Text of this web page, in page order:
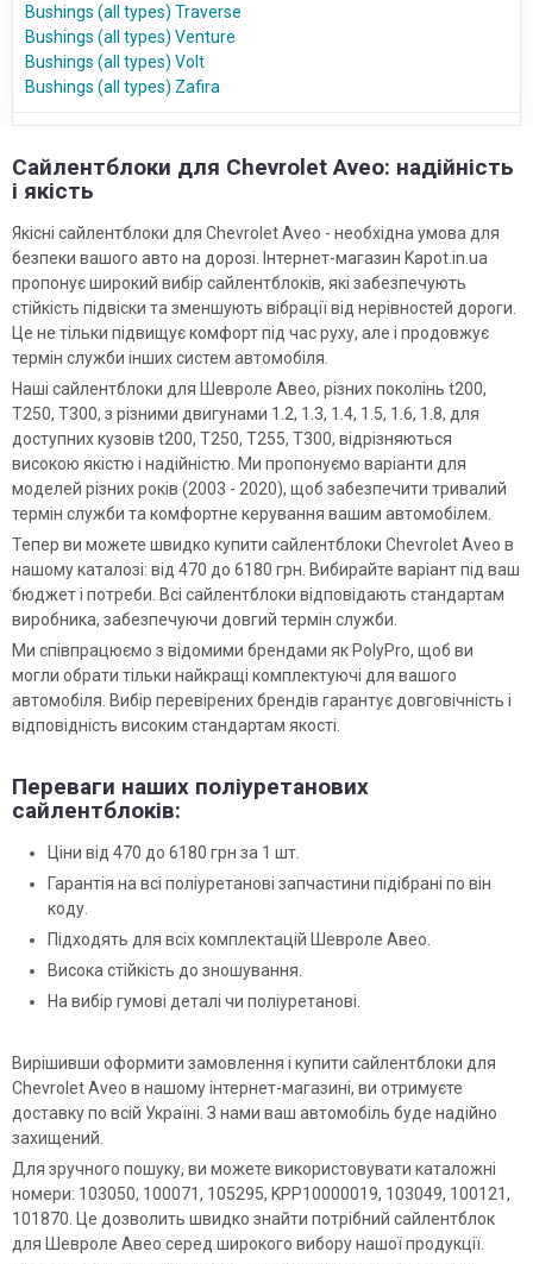
Bushings (all types) Traverse
Bushings (all types) Venture
Bushings (all types) Volt
Bushings (all types) Zafira
Сайлентблоки для Chevrolet Aveo: надійність
і якість
Якісні сайлентблоки для Chevrolet Aveo - необхідна умова для
безпеки вашого авто на дорозі. Інтернет-магазин Kapot.in.ua
пропонує широкий вибір сайлентблоків, які забезпечують
стійкість підвіски та зменшують вібрації від нерівностей дороги.
Це не тільки підвищує комфорт під час руху, але і продовжує
термін служби інших систем автомобіля.
Наші сайлентблоки для Шевроле Авео, різних поколінь t200,
T250, T300, з різними двигунами 1.2, 1.3, 1.4, 1.5, 1.6, 1.8, для
доступних кузовів t200, T250, T255, T300, відрізняються
високою якістю і надійністю. Ми пропонуємо варіанти для
моделей різних років (2003 - 2020), щоб забезпечити тривалий
термін служби та комфортне керування вашим автомобілем.
Тепер ви можете швидко купити сайлентблоки Chevrolet Aveo в
нашому каталозі: від 470 до 6180 грн. Вибирайте варіант під ваш
бюджет і потреби. Всі сайлентблоки відповідають стандартам
виробника, забезпечуючи довгий термін служби.
Ми співпрацюємо з відомими брендами як PolyPro, щоб ви
могли обрати тільки найкращі комплектуючі для вашого
автомобіля. Вибір перевірених брендів гарантує довговічність і
відповідність високим стандартам якості.
Переваги наших поліуретанових
сайлентблоків:
Ціни від 470 до 6180 грн за 1 шт.
Гарантія на всі поліуретанові запчастини підібрані по він
коду.
Підходять для всіх комплектацій Шевроле Авео.
Висока стійкість до зношування.
На вибір гумові деталі чи поліуретанові.
Вирішивши оформити замовлення і купити сайлентблоки для
Chevrolet Aveo в нашому інтернет-магазині, ви отримуєте
доставку по всій Україні. З нами ваш автомобіль буде надійно
захищений.
Для зручного пошуку, ви можете використовувати каталожні
номери: 103050, 100071, 105295, KPP10000019, 103049, 100121,
101870. Це дозволить швидко знайти потрібний сайлентблок
для Шевроле Авео серед широкого вибору нашої продукції.